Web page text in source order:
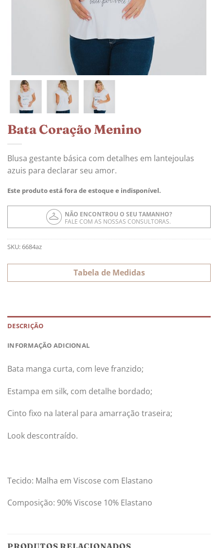
Bata Coração Menino
Blusa gestante básica com detalhes em lantejoulas
azuis para declarar seu amor.
Este produto está fora de estoque e indisponível.
NÃO ENCONTROU O SEU TAMANHO?
FALE COM AS NOSSAS CONSULTORAS.
SKU:6684az
Tabela de Medidas
DESCRIÇÃO
INFORMAÇÃO ADICIONAL
Bata manga curta, com leve franzido;
Estampa em silk, com detalhe bordado;
Cinto fixo na lateral para amarração traseira;
Look descontraído.
Tecido: Malha em Viscose com Elastano
Composição: 90% Viscose 10% Elastano